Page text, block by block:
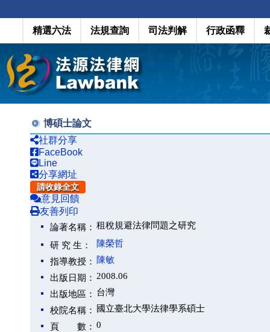
精選六法 法規查詢 司法判解 行政函釋
博碩士論文
社群分享
FaceBook
Line
分享網址
請收錄全文
意見回饋
友善列印
論著名稱： 租稅規避法律問題之研究
研 究 生：
陳榮哲
指導教授：
陳敏
出版日期： 2008.06
出版地區： 台灣
校院名稱：
國立臺北大學法律學系碩士
頁 數： 0